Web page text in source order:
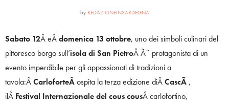
by REDAZIONEINSARDEGNA
Sabato 12Â eÂdomenica 13 ottobre, uno dei simboli culinari del
pittoresco borgo sull’isola di San PietroÂ Ã¨ protagonista di un
evento imperdibile per gli appassionati di tradizioni a
tavola:ÂCarloforteÂospita la terza edizione diÂCascÃ ,
ilÂ Festival Internazionale del cous cousÂ carlofortino,